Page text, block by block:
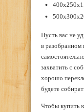
Пусть вас не
в разобранном
захватить с
хорошо
будете
Чтобы купить